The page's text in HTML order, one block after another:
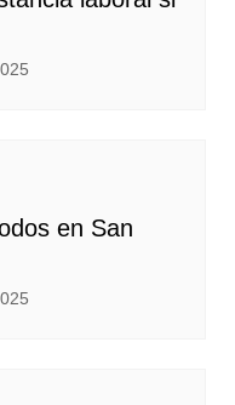
en San